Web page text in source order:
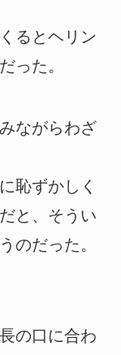
るとヘリン
った。
ながらわざ
恥ずかしく
と、そうい
のだった。
の口に合わ